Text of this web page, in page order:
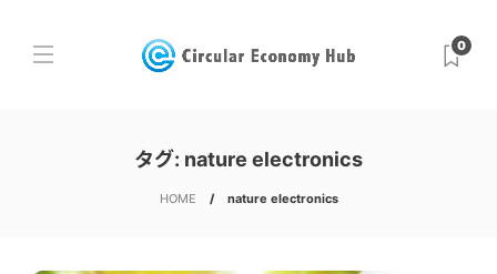
0
タグ: nature electronics
HOME nature electronics